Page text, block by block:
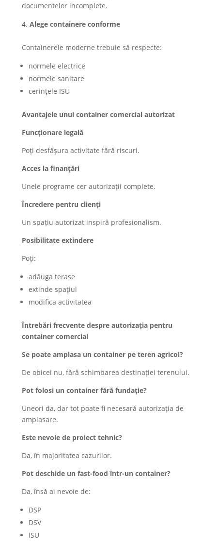
documentelor incomplete.
Alege containere conforme
Containerele moderne trebuie să respecte:
normele electrice
normele sanitare
cerințele ISU
Avantajele unui container comercial autorizat
Funcționare legală
Poți desfășura activitate fără riscuri.
Acces la finanțări
Unele programe cer autorizații complete.
Încredere pentru clienți
Un spațiu autorizat inspiră profesionalism.
Posibilitate extindere
Poți:
adăuga terase
extinde spațiul
modifica activitatea
Întrebări frecvente despre autorizația pentru
container comercial
Se poate amplasa un container pe teren agricol?
De obicei nu, fără schimbarea destinației terenului.
Pot folosi un container fără fundație?
Uneori da, dar tot poate fi necesară autorizația de
amplasare.
Este nevoie de proiect tehnic?
Da, în majoritatea cazurilor.
Pot deschide un fast-food într-un container?
Da, însă ai nevoie de:
DSP
DSV
ISU